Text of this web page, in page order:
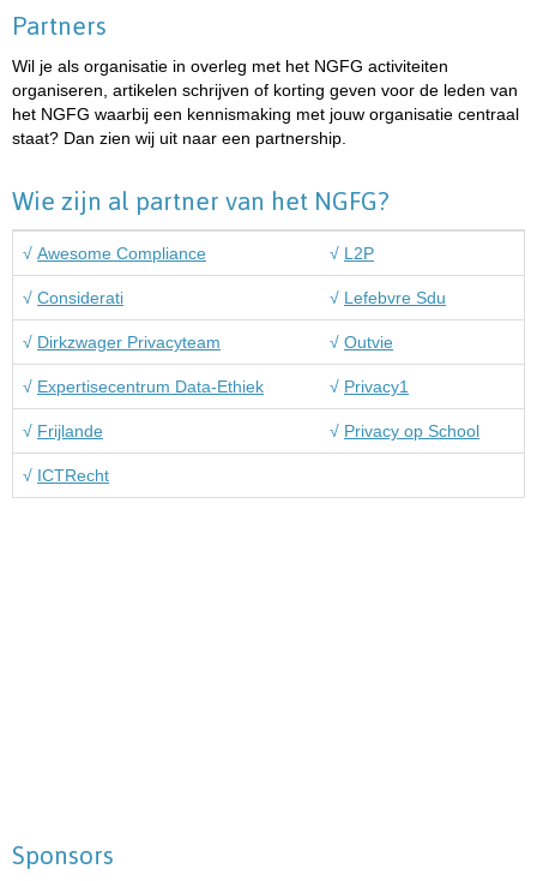
Partners
Wil je als organisatie in overleg met het NGFG activiteiten
organiseren, artikelen schrijven of korting geven voor de leden van
het NGFG waarbij een kennismaking met jouw organisatie centraal
staat? Dan zien wij uit naar een partnership.
Wie zijn al partner van het NGFG?
√ Awesome Compliance √ L2P
√ Considerati √ Lefebvre Sdu
√ Dirkzwager Privacyteam √ Outvie
√ Expertisecentrum Data-Ethiek √ Privacy1
√ Frijlande √ Privacy op School
√ ICTRecht
Sponsors